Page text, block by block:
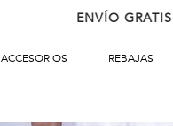
ENVÍO GRATIS
ACCESORIOS REBAJAS